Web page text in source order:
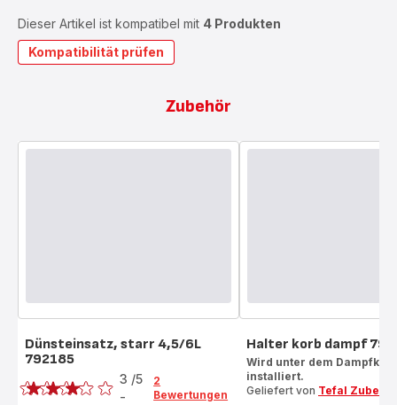
Dieser Artikel ist kompatibel mit 4 Produkten
Kompatibilität prüfen
Zubehör
Dünsteinsatz, starr 4,5/6L
792185
Bewertung
3 /5
-
2
Bewertungen
Halter korb dampf
Wird unter dem
installiert.
Geliefert von Tefal